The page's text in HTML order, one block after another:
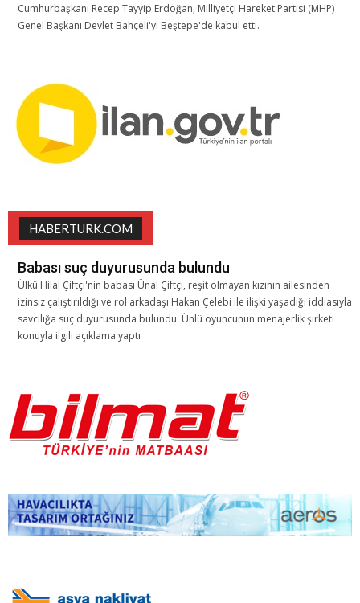
Cumhurbaşkanı Recep Tayyip Erdoğan, Milliyetçi Hareket Partisi (MHP)
Genel Başkanı Devlet Bahçeli'yi Beştepe'de kabul etti.
HABERTURK.COM
Babası suç duyurusunda bulundu
Ülkü Hilal Çiftçi'nin babası Ünal Çiftçi, reşit olmayan kızının ailesinden
izinsiz çalıştırıldığı ve rol arkadaşı Hakan Çelebi ile ilişki yaşadığı iddiasıyla
savcılığa suç duyurusunda bulundu. Ünlü oyuncunun menajerlik şirketi
konuyla ilgili açıklama yaptı